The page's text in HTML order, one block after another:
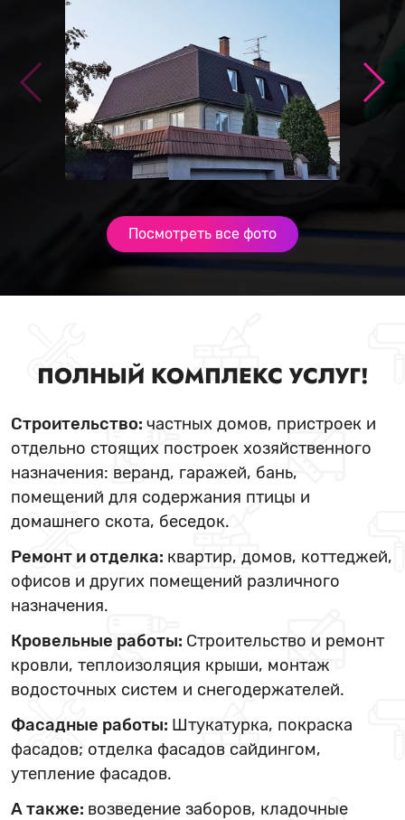
Посмотреть все фото
ПОЛНЫЙ КОМПЛЕКС УСЛУГ!
Строительство: частных домов, пристроек и
отдельно стоящих построек хозяйственного
назначения: веранд, гаражей, бань,
помещений для содержания птицы и
домашнего скота, беседок.
Ремонт и отделка: квартир, домов, коттеджей,
офисов и других помещений различного
назначения.
Кровельные работы: Строительство и ремонт
кровли, теплоизоляция крыши, монтаж
водосточных систем и снегодержателей.
Фасадные работы: Штукатурка, покраска
фасадов; отделка фасадов сайдингом,
утепление фасадов.
А также: возведение заборов, кладочные